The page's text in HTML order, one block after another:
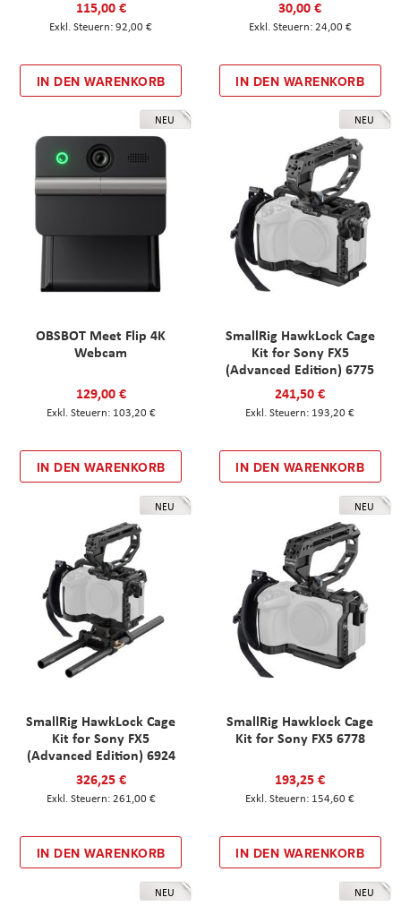
115,00 €
92,00 €
IN DEN WARENKORB
30,00 €
24,00 €
IN DEN WARENKORB
NEU
OBSBOT Meet Flip 4K
Webcam
129,00 €
103,20 €
IN DEN WARENKORB
NEU
SmallRig HawkLock Cage
Kit for Sony FX5
(Advanced Edition) 6775
241,50 €
193,20 €
IN DEN WARENKORB
NEU
SmallRig HawkLock Cage
Kit for Sony FX5
(Advanced Edition) 6924
326,25 €
261,00 €
IN DEN WARENKORB
NEU
SmallRig Hawklock Cage
Kit for Sony FX5 6778
193,25 €
154,60 €
IN DEN WARENKORB
NEU NEU